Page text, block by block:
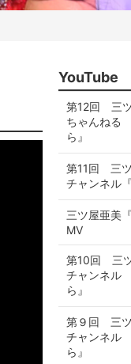
YouTube
第12回 三
ちゃんねる
ら』
第11回 三
チャンネル
三ツ屋亜美
MV
第10回 三
チャンネル
ら』
第９回 三ツ
チャンネル
ら』